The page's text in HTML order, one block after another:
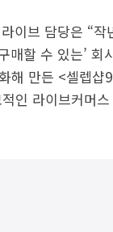
이브 담당은 “
매할 수 있는’
해 만든 <셀렙
인 라이브커머